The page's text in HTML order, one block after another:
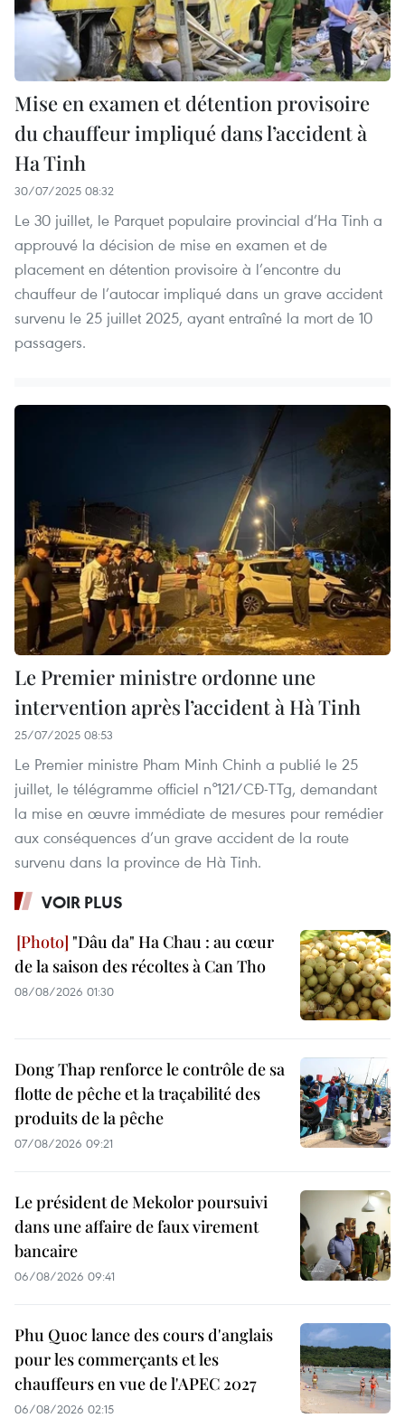
Mise en examen et détention provisoire
du chauffeur impliqué dans l’accident à
Ha Tinh
30/07/2025 08:32
Le 30 juillet, le Parquet populaire provincial d’Ha Tinh a
approuvé la décision de mise en examen et de
placement en détention provisoire à l’encontre du
chauffeur de l’autocar impliqué dans un grave accident
survenu le 25 juillet 2025, ayant entraîné la mort de 10
passagers.
Le Premier ministre ordonne une
intervention après l’accident à Hà Tinh
25/07/2025 08:53
Le Premier ministre Pham Minh Chinh a publié le 25
juillet, le télégramme officiel n°121/CĐ-TTg, demandant
la mise en œuvre immédiate de mesures pour remédier
aux conséquences d’un grave accident de la route
survenu dans la province de Hà Tinh.
VOIR PLUS
"Dâu da" Ha Chau : au cœur
de la saison des récoltes à Can Tho
08/08/2026 01:30
Dong Thap renforce le contrôle de sa
flotte de pêche et la traçabilité des
produits de la pêche
07/08/2026 09:21
Le président de Mekolor poursuivi
dans une affaire de faux virement
bancaire
06/08/2026 09:41
Phu Quoc lance des cours d'anglais
pour les commerçants et les
chauffeurs en vue de l'APEC 2027
06/08/2026 02:15